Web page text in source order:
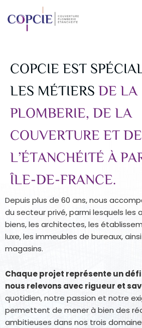
COPCIE EST
LES MÉTIERSDE LA
PLOMBERIE, DE LA
COUVERTURE ET DE
L’ÉTANCHÉITÉ À
ÎLE-DE-FRANCE.
Depuis plus de 60 ans, nous
du secteur privé, parmi lesquels les
biens, les architectes, les
luxe, les immeubles de bureaux,
magasins.
Chaque projet représente un
nous relevons avec rigueur et
quotidien, notre passion et notre
permettent de mener à bien des
ambitieuses dans nos trois